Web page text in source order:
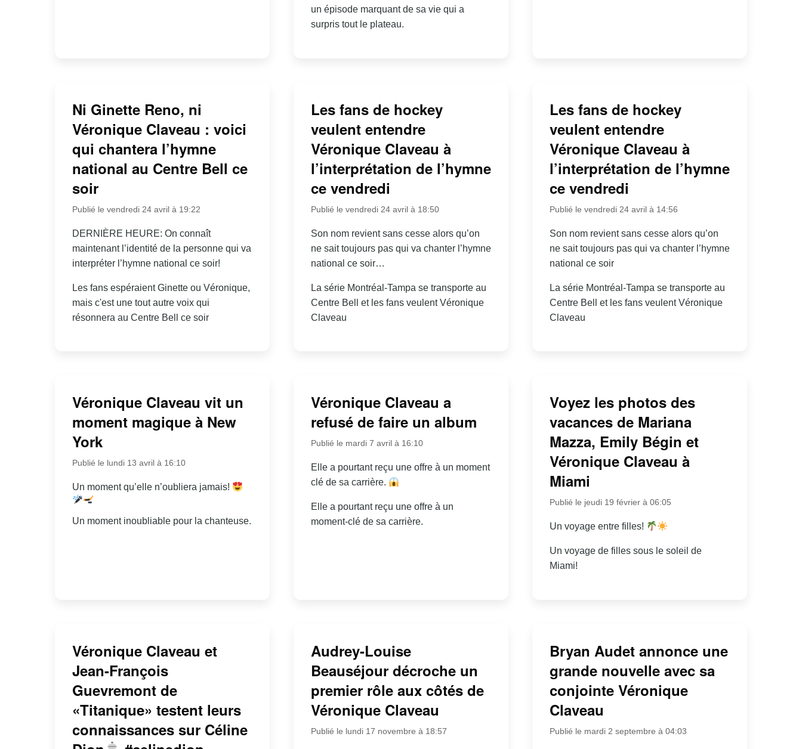
un épisode marquant de sa vie qui a
surpris tout le plateau.
Ni Ginette Reno, ni
Véronique Claveau : voici
qui chantera l’hymne
national au Centre Bell ce
soir
Publié le vendredi 24 avril à 19:22
DERNIÈRE HEURE: On connaît
maintenant l’identité de la personne qui va
interpréter l’hymne national ce soir!
Les fans espéraient Ginette ou Véronique,
mais c'est une tout autre voix qui
résonnera au Centre Bell ce soir
Les fans de hockey
veulent entendre
Véronique Claveau à
l’interprétation de l’hymne
ce vendredi
Publié le vendredi 24 avril à 18:50
Son nom revient sans cesse alors qu’on
ne sait toujours pas qui va chanter l’hymne
national ce soir…
La série Montréal-Tampa se transporte au
Centre Bell et les fans veulent Véronique
Claveau
Les fans de hockey
veulent entendre
Véronique Claveau à
l’interprétation de l’hymne
ce vendredi
Publié le vendredi 24 avril à 14:56
Son nom revient sans cesse alors qu’on
ne sait toujours pas qui va chanter l’hymne
national ce soir
La série Montréal-Tampa se transporte au
Centre Bell et les fans veulent Véronique
Claveau
Véronique Claveau vit un
moment magique à New
York
Publié le lundi 13 avril à 16:10
Un moment qu’elle n’oubliera jamais!
Un moment inoubliable pour la chanteuse.
Véronique Claveau a
refusé de faire un album
Publié le mardi 7 avril à 16:10
Elle a pourtant reçu une offre à un moment
clé de sa carrière.
Elle a pourtant reçu une offre à un
moment-clé de sa carrière.
Voyez les photos des
vacances de Mariana
Mazza, Emily Bégin et
Véronique Claveau à
Miami
Publié le jeudi 19 février à 06:05
Un voyage entre filles!
Un voyage de filles sous le soleil de
Miami!
Véronique Claveau et
Jean-François
Guevremont de
«Titanique» testent leurs
connaissances sur Céline
Audrey-Louise
Beauséjour décroche un
premier rôle aux côtés de
Véronique Claveau
Publié le lundi 17 novembre à 18:57
Bryan Audet annonce une
grande nouvelle avec sa
conjointe Véronique
Claveau
Publié le mardi 2 septembre à 04:03